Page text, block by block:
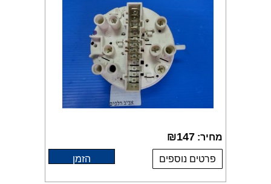
מחיר: ₪147
פרטים נוספים הזמן